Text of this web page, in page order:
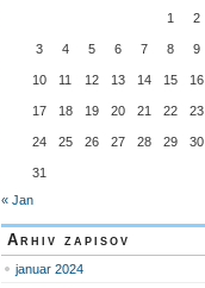
1
2
3 4 5 6 7 8 9
10 11 12 13 14 15 16
17 18 19 20 21 22 23
24 25 26 27 28 29 30
31
« Jan
Arhiv zapisov
januar 2024